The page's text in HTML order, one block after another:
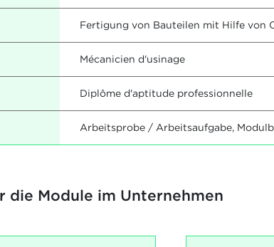
Fertigung von Bauteilen mit Hilfe von
Mécanicien d'usinage
Diplôme d'aptitude professionnelle
Arbeitsprobe / Arbeitsaufgabe,
die Module im Unternehmen